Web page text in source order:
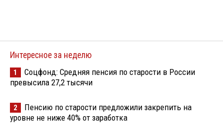
Интересное за неделю
1
Соцфонд: Средняя пенсия по старости в России
превысила 27,2 тысячи
2
Пенсию по старости предложили закрепить на
уровне не ниже 40% от заработка